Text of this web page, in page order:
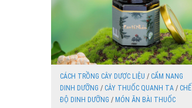
CÁCH TRỒNG CÂY DƯỢC LIỆU / CẨM NANG
DINH DƯỠNG / CÂY THUỐC QUANH TA / CHẾ
ĐỘ DINH DƯỠNG / MÓN ĂN BÀI THUỐC